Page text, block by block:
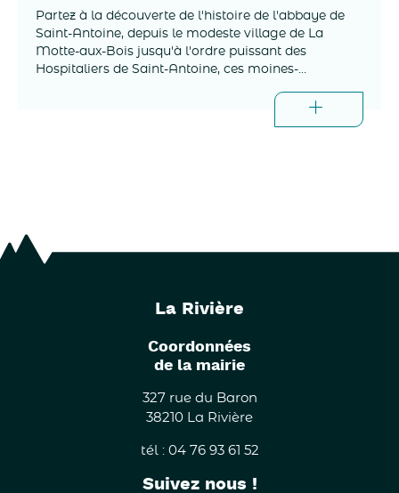
Partez à la découverte de l'histoire de l'abbaye de
Saint-Antoine, depuis le modeste village de La
Motte-aux-Bois jusqu'à l'ordre puissant des
Hospitaliers de Saint-Antoine, ces moines-
La Rivière
Coordonnées
de la mairie
327 rue du Baron
38210 La Rivière
tél : 04 76 93 61 52
Suivez nous !